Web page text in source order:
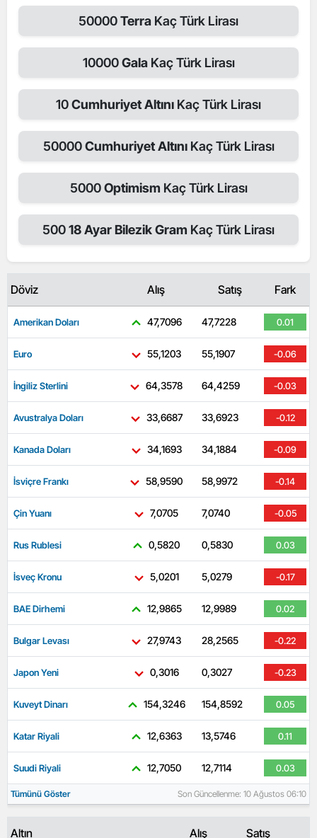
50000Terra Kaç Türk Lirası
10000Gala Kaç Türk Lirası
10Cumhuriyet Altını Kaç Türk Lirası
50000Cumhuriyet AltınıKaç Türk Lirası
5000Optimism Kaç Türk Lirası
50018 Ayar Bilezik Gram Kaç Türk Lirası
Döviz Alış Satış Fark
Amerikan Doları 47,7096 47,7228 0.01
Euro 55,1203 55,1907 -0.06
İngiliz Sterlini 64,3578 64,4259 -0.03
Avustralya Doları 33,6687 33,6923 -0.12
Kanada Doları 34,1693 34,1884 -0.09
İsviçre Frankı 58,9590 58,9972 -0.14
Çin Yuanı 7,0705 7,0740 -0.05
Rus Rublesi 0,5820 0,5830 0.03
İsveç Kronu 5,0201 5,0279 -0.17
BAE Dirhemi 12,9865 12,9989 0.02
Bulgar Levası 27,9743 28,2565 -0.22
Japon Yeni 0,3016 0,3027 -0.23
Kuveyt Dinarı 154,3246 154,8592 0.05
Katar Riyali 12,6363 13,5746 0.11
Suudi Riyali 12,7050 12,7114 0.03
Tümünü Göster Son Güncellenme: 10 Ağustos 06:10
Altın Alış Satış